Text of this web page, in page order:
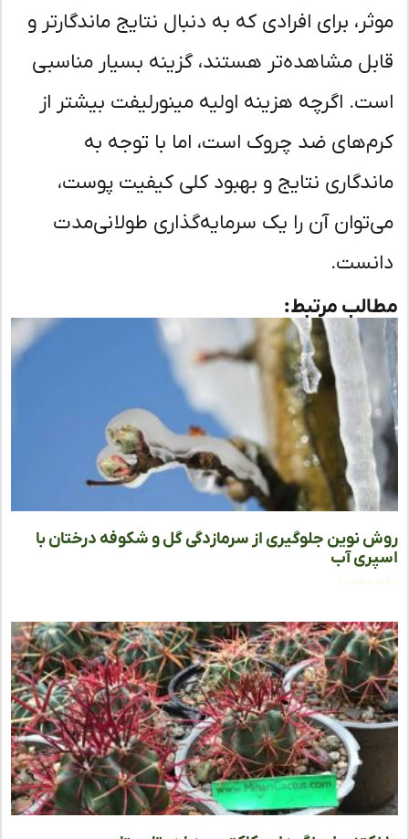
برای افرادی که به دنبال نتایج ماندگارتر و
مشاهده‌تر هستند، گزینه بسیار مناسبی
اگرچه هزینه اولیه مینورلیفت بیشتر از
ضد چروک است، اما با توجه به
نتایج و بهبود کلی کیفیت پوست،
آن را یک سرمایه‌گذاری طولانی‌مدت
مرتبط:
نوین جلوگیری از سرمازدگی گل و شکوفه درختان با
آب
مطلب »